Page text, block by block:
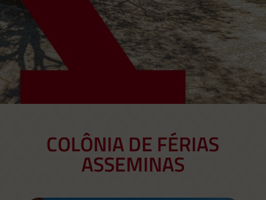
COLÔNIA DE FÉRIAS
ASSEMINAS